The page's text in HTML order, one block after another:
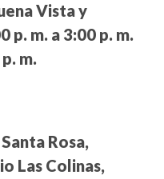
Vista y
p. m. a 3:00 p. m.
m.
Rosa,
Las Colinas,